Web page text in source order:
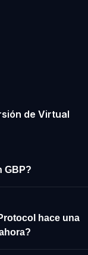
de Virtual
GBP?
hace una